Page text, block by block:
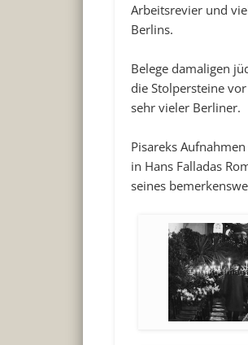
Arbeitsrevier und
Berlins.
Belege damaligen
die Stolpersteine
sehr vieler Berliner.
Pisareks
in Hans Falladas
seines